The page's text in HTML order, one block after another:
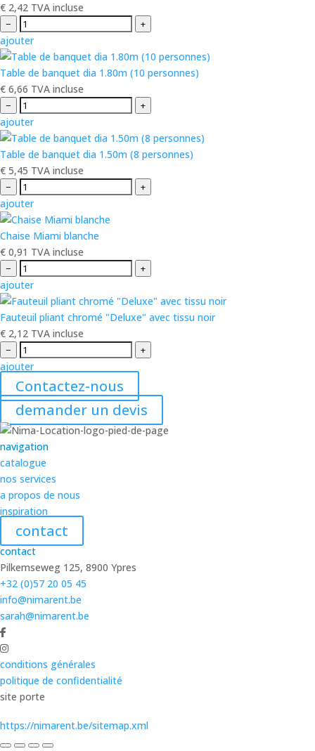
€ 2,42 TVA incluse
− +
ajouter
Table de banquet dia 1.80m (10 personnes)
€ 6,66 TVA incluse
− +
ajouter
Table de banquet dia 1.50m (8 personnes)
€ 5,45 TVA incluse
− +
ajouter
Chaise Miami blanche
€ 0,91 TVA incluse
− +
ajouter
Fauteuil pliant chromé "Deluxe" avec tissu noir
€ 2,12 TVA incluse
− +
ajouter
Contactez-nous
demander un devis
navigation
catalogue
nos services
a propos de nous
inspiration
contact
contact
Pilkemseweg 125, 8900 Ypres
+32 (0)57 20 05 45
info@nimarent.be
sarah@nimarent.be
conditions générales
politique de confidentialité
site porte
https://nimarent.be/sitemap.xml